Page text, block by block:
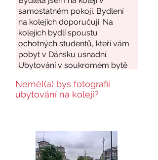
Neměl(a) bys fotografii
ubytování na koleji?